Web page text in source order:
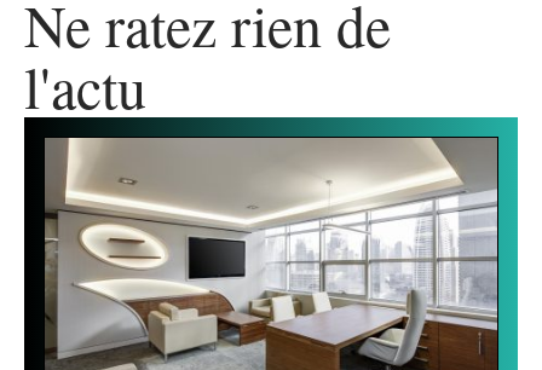
Ne ratez rien de
l'actu